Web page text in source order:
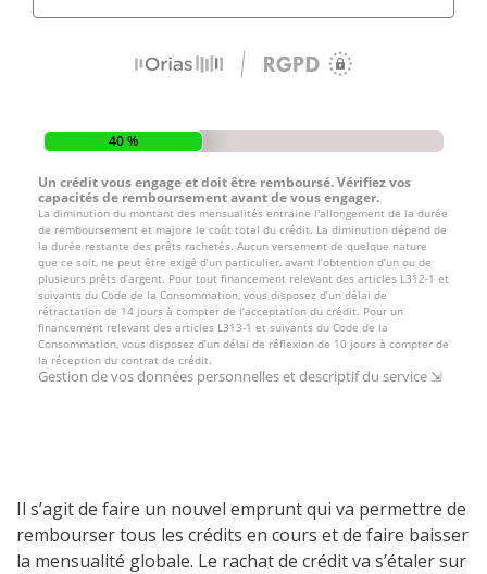
Il s’agit de faire un nouvel emprunt qui va permettre de
rembourser tous les crédits en cours et de faire baisser
la mensualité globale. Le rachat de crédit va s’étaler sur